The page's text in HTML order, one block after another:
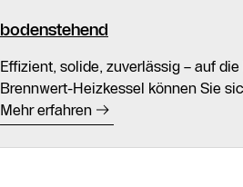
bodenstehend
Effizient, solide, zuverlässig – auf
Brennwert-Heizkessel können Sie
Mehr erfahren